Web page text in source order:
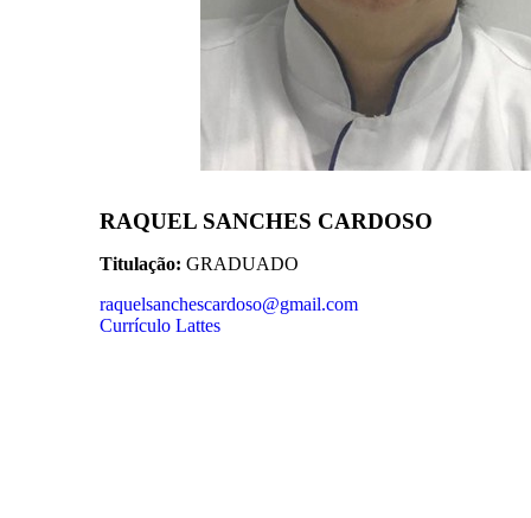
RAQUEL SANCHES CARDOSO
Titulação: GRADUADO
raquelsanchescardoso@gmail.com
Currículo Lattes